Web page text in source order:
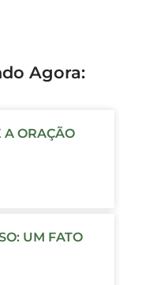
Agora:
A ORAÇÃO
UM FATO